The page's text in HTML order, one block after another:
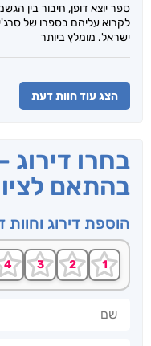
ספר יוצא דופן, חיבור בין
לקרוא עליהם בספרו של
ישראל. מומלץ ביותר
הצג עוד חוות דעת
בחרו דירוג
בהתאם
הוספת דירוג וחוות